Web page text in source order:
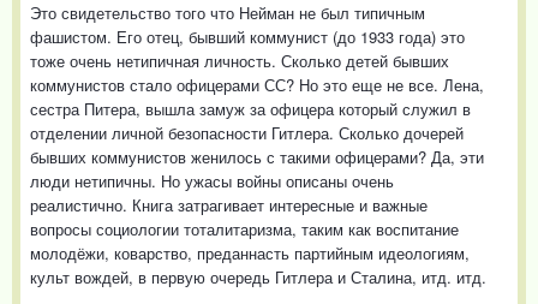
Это свидетельство того что Нейман не был типичным
фашистом. Его отец, бывший коммунист (до 1933 года) это
тоже очень нетипичная личность. Сколько детей бывших
коммунистов стало офицерами СС? Но это еще не все. Лена,
сестра Питера, вышла замуж за офицера который служил в
отделении личной безопасности Гитлера. Сколько дочерей
бывших коммунистов женилось с такими офицерами? Да, эти
люди нетипичны. Но ужасы войны описаны очень
реалистично. Книга затрагивает интересные и важные
вопросы социологии тоталитаризма, таким как воспитание
молодёжи, коварство, преданнасть партийным идеологиям,
культ вождей, в первую очередь Гитлера и Сталина, итд. итд.